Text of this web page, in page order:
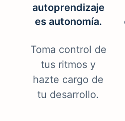
autoprendizaje
es autonomía.
Toma control de
tus ritmos y
hazte cargo de
tu desarrollo.